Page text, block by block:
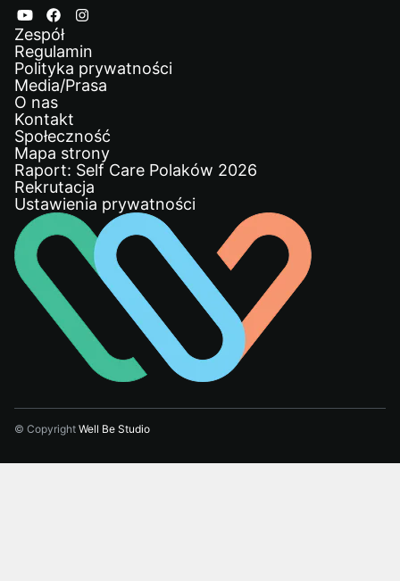
Zespół
Regulamin
Polityka prywatności
Media/Prasa
O nas
Kontakt
Społeczność
Mapa strony
Raport: Self Care Polaków 2026
Rekrutacja
Ustawienia prywatności
© Copyright Well Be Studio